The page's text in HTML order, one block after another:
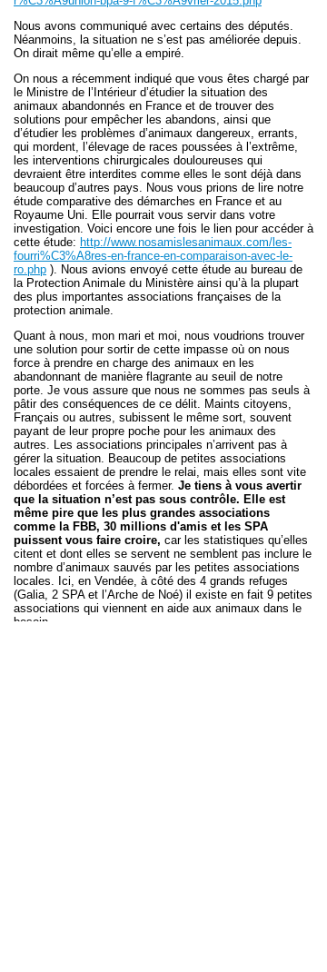
Nous avons communiqué avec certains des députés.
Néanmoins, la situation ne s’est pas améliorée depuis.
On dirait même qu’elle a empiré.
On nous a récemment indiqué que vous êtes chargé par
le Ministre de l’Intérieur d’étudier la situation des
animaux abandonnés en France et de trouver des
solutions pour empêcher les abandons, ainsi que
d’étudier les problèmes d’animaux dangereux, errants,
qui mordent, l’élevage de races poussées à l’extrême,
les interventions chirurgicales douloureuses qui
devraient être interdites comme elles le sont déjà dans
beaucoup d’autres pays. Nous vous prions de lire notre
étude comparative des démarches en France et au
Royaume Uni. Elle pourrait vous servir dans votre
investigation. Voici encore une fois le lien pour accéder à
cette étude: http://www.nosamislesanimaux.com/les-
fourri%C3%A8res-en-france-en-comparaison-avec-le-
ro.php ). Nous avions envoyé cette étude au bureau de
la Protection Animale du Ministère ainsi qu’à la plupart
des plus importantes associations françaises de la
protection animale.
Quant à nous, mon mari et moi, nous voudrions trouver
une solution pour sortir de cette impasse où on nous
force à prendre en charge des animaux en les
abandonnant de manière flagrante au seuil de notre
porte. Je vous assure que nous ne sommes pas seuls à
pâtir des conséquences de ce délit. Maints citoyens,
Français ou autres, subissent le même sort, souvent
payant de leur propre poche pour les animaux des
autres. Les associations principales n’arrivent pas à
gérer la situation. Beaucoup de petites associations
locales essaient de prendre le relai, mais elles sont vite
débordées et forcées à fermer. Je tiens à vous avertir
que la situation n’est pas sous contrôle. Elle est
même pire que les plus grandes associations
comme la FBB, 30 millions d'amis et les SPA
puissent vous faire croire, car les statistiques qu’elles
citent et dont elles se servent ne semblent pas inclure le
nombre d’animaux sauvés par les petites associations
locales. Ici, en Vendée, à côté des 4 grands refuges
(Galia, 2 SPA et l’Arche de Noé) il existe en fait 9 petites
associations qui viennent en aide aux animaux dans le
besoin.